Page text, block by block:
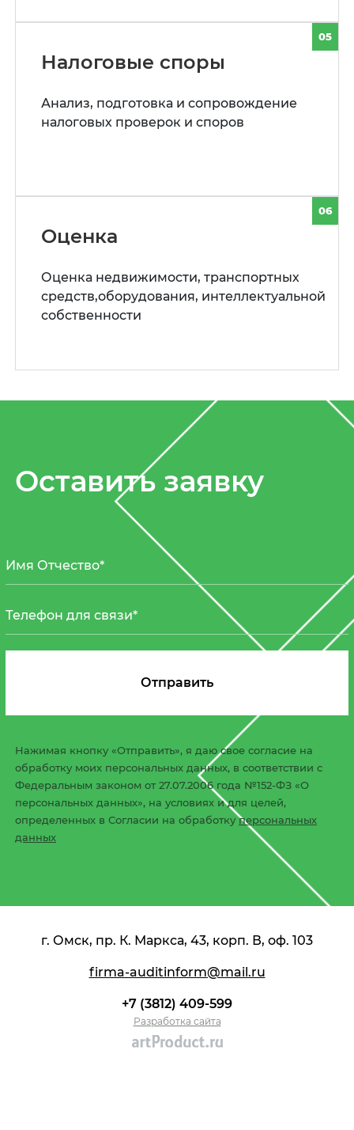
05
Налоговые споры
Анализ, подготовка и сопровождение
налоговых проверок и споров
06
Оценка
Оценка недвижимости, транспортных
средств,оборудования, интеллектуальной
собственности
Оставить заявку
Нажимая кнопку «Отправить», я даю свое согласие на
обработку моих персональных данных, в соответствии с
Федеральным законом от 27.07.2006 года №152-ФЗ «О
персональных данных», на условиях и для целей,
определенных в Согласии на обработкуперсональных
данных
г. Омск, пр. К. Маркса, 43, корп. В, оф. 103
firma-auditinform@mail.ru
+7 (3812) 409-599
Разработка сайта